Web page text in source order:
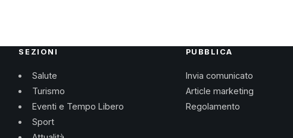
SEZIONI
Salute
Turismo
Eventi e Tempo Libero
Sport
PUBBLICA
Invia comunicato
Article marketing
Regolamento